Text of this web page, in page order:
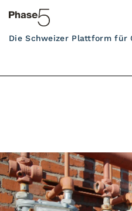
Die Schweizer Plattform für